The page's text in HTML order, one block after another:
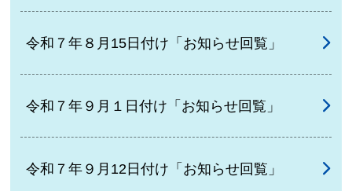
令和７年８月15日付け「お知らせ回覧」
令和７年９月１日付け「お知らせ回覧」
令和７年９月12日付け「お知らせ回覧」